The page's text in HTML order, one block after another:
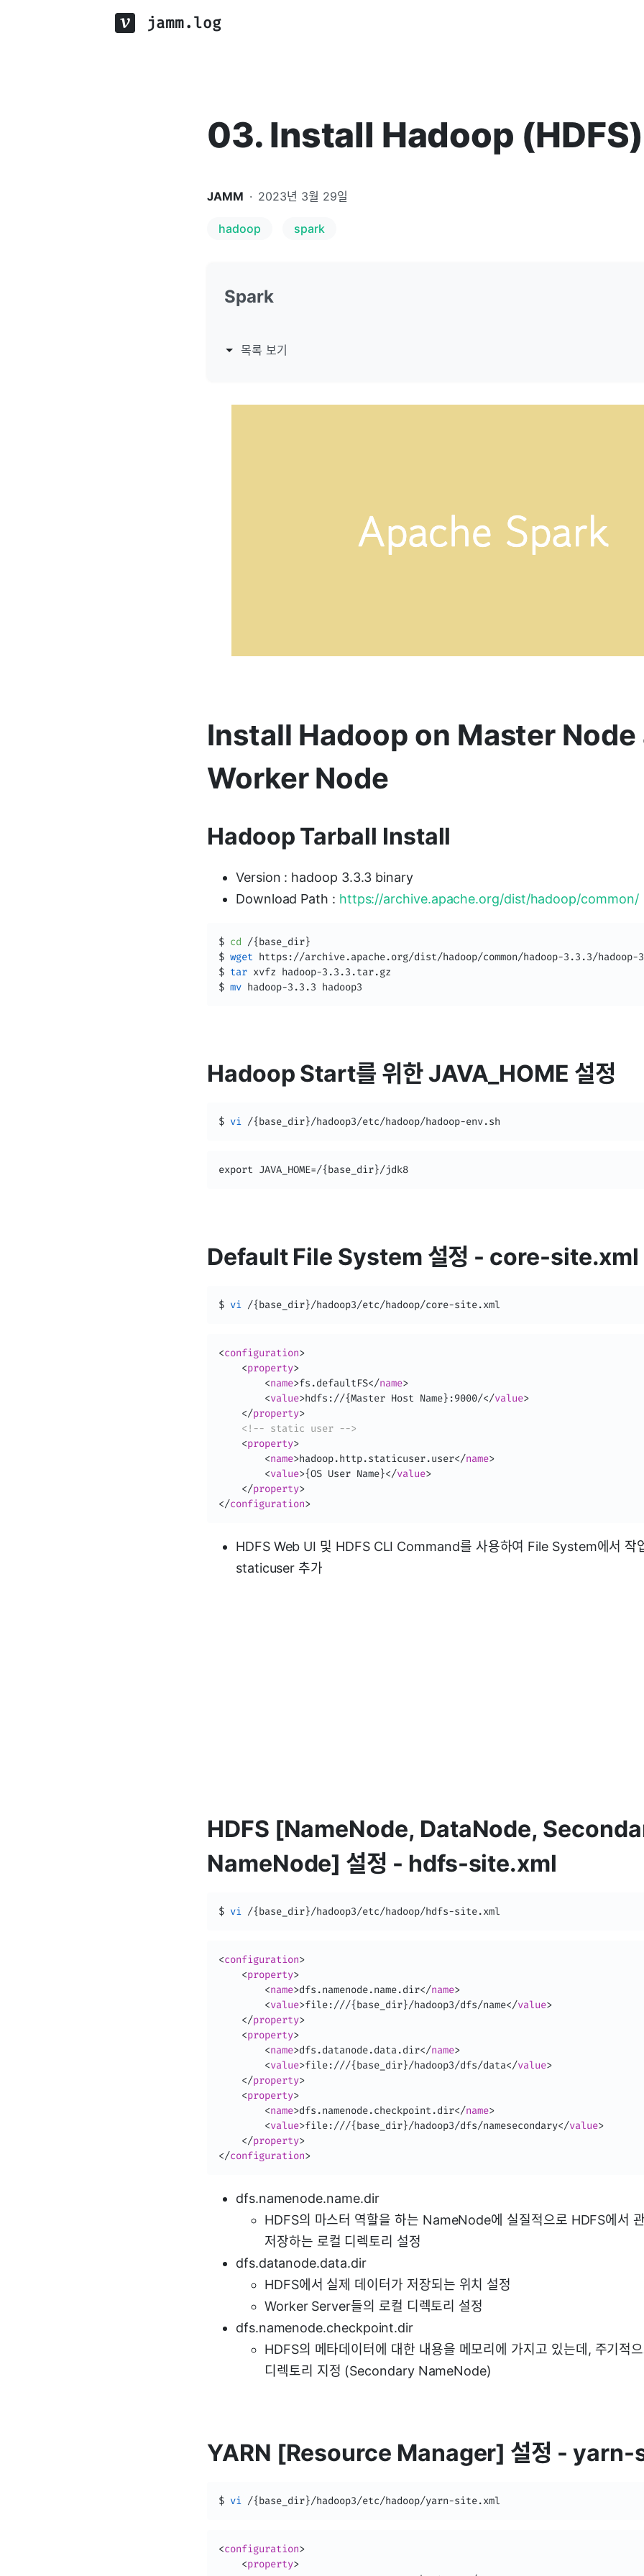
jamm.log
03. Install Hadoop (HDFS)
JAMM · 2023년 3월 29일
hadoop spark
Spark
목록 보기
Install Hadoop on Master Node
Worker Node
Hadoop Tarball Install
Version : hadoop 3.3.3 binary
Download Path : https://archive.apache.org/dist/hadoop/common/
$ cd /{base_dir}
$ wget https://archive.apache.org/dist/hadoop/common/hadoop-3.3.3/
$ tar xvfz hadoop-3.3.3.tar.gz
$ mv hadoop-3.3.3 hadoop3
Hadoop Start를 위한 JAVA_HOME 설정
$ vi /{base_dir}/hadoop3/etc/hadoop/hadoop-env.sh
export JAVA_HOME=/{base_dir}/jdk8
Default File System 설정 - core-site.xml
$ vi /{base_dir}/hadoop3/etc/hadoop/core-site.xml
<configuration>
<property>
<name>fs.defaultFS</name>
<value>hdfs://{Master Host Name}:9000/</value>
</property>
<!-- static user -->
<property>
<name>hadoop.http.staticuser.user</name>
<value>{OS User Name}</value>
</property>
</configuration>
HDFS Web UI 및 HDFS CLI Command를 사용하여 File System에서 작
staticuser 추가
HDFS [NameNode, DataNode,
NameNode] 설정 - hdfs-site.xml
$ vi /{base_dir}/hadoop3/etc/hadoop/hdfs-site.xml
<configuration>
<property>
<name>dfs.namenode.name.dir</name>
<value>file:///{base_dir}/hadoop3/dfs/name</value>
</property>
<property>
<name>dfs.datanode.data.dir</name>
<value>file:///{base_dir}/hadoop3/dfs/data</value>
</property>
<property>
<name>dfs.namenode.checkpoint.dir</name>
<value>file:///{base_dir}/hadoop3/dfs/namesecondary</value>
</property>
</configuration>
dfs.namenode.name.dir
HDFS의 마스터 역할을 하는 NameNode에 실질적으로 HDFS에서
저장하는 로컬 디렉토리 설정
dfs.datanode.data.dir
HDFS에서 실제 데이터가 저장되는 위치 설정
Worker Server들의 로컬 디렉토리 설정
dfs.namenode.checkpoint.dir
HDFS의 메타데이터에 대한 내용을 메모리에 가지고 있는데, 주기적
디렉토리 지정 (Secondary NameNode)
YARN [Resource Manager] 설정 -
$ vi /{base_dir}/hadoop3/etc/hadoop/yarn-site.xml
<configuration>
<property>